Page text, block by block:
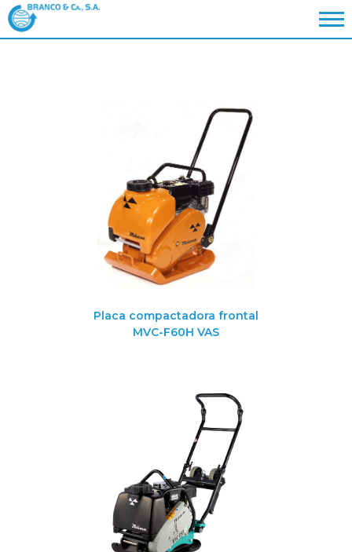
Placa compactadora frontal
MVC-F60H VAS